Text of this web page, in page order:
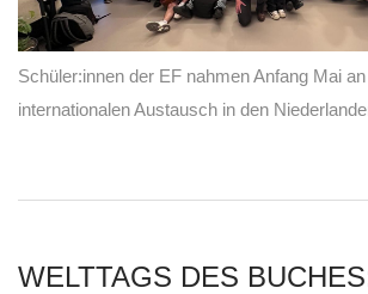
Schüler:innen der EF nahmen Anfang Mai
internationalen Austausch in den
WELTTAGS DES